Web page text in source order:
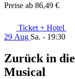
Preise ab 86,49 €
Ticket + Hotel
29 Aug Sa. - 19:30
Zurück in
Musical